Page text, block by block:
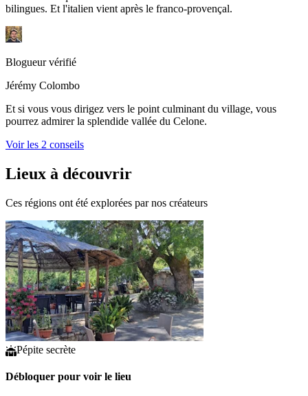
bilingues. Et l'italien vient après le franco-provençal.
Blogueur vérifié
Jérémy Colombo
Et si vous vous dirigez vers le point culminant du village, vous
pourrez admirer la splendide vallée du Celone.
Voir les 2 conseils
Lieux à découvrir
Ces régions ont été explorées par nos créateurs
Pépite secrète
Débloquer pour voir le lieu